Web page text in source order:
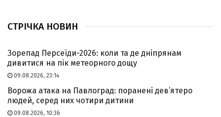
СТРІЧКА НОВИН
Зорепад Персеїди-2026: коли та де дніпрянам
дивитися на пік метеорного дощу
09.08.2026, 23:14
Ворожа атака на Павлоград: поранені дев’ятеро
людей, серед них чотири дитини
09.08.2026, 10:36